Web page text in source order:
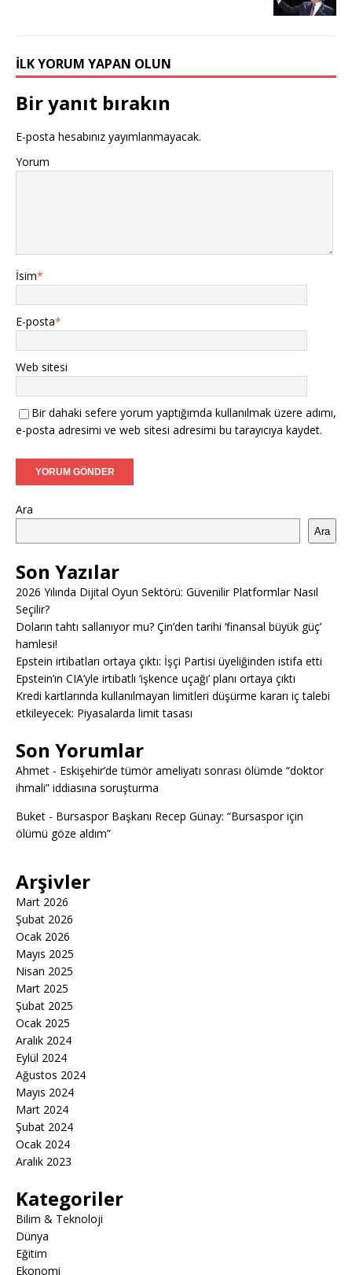
İLK YORUM YAPAN OLUN
Bir yanıt bırakın
E-posta hesabınız yayımlanmayacak.
Yorum
İsim*
E-posta*
Web sitesi
Bir dahaki sefere yorum yaptığımda kullanılmak üzere adımı,
e-posta adresimi ve web sitesi adresimi bu tarayıcıya kaydet.
Ara
Ara
Son Yazılar
2026 Yılında Dijital Oyun Sektörü: Güvenilir Platformlar Nasıl
Seçilir?
Doların tahtı sallanıyor mu? Çin’den tarihi ‘finansal büyük güç’
hamlesi!
Epstein irtibatları ortaya çıktı: İşçi Partisi üyeliğinden istifa etti
Epstein’ın CIA’yle irtibatlı ‘işkence uçağı’ planı ortaya çıktı
Kredi kartlarında kullanılmayan limitleri düşürme kararı iç talebi
etkileyecek: Piyasalarda limit tasası
Son Yorumlar
Ahmet - Eskişehir’de tümör ameliyatı sonrası ölümde “doktor
ihmali” iddiasına soruşturma
Buket - Bursaspor Başkanı Recep Günay: “Bursaspor için
ölümü göze aldım”
Arşivler
Mart 2026
Şubat 2026
Ocak 2026
Mayıs 2025
Nisan 2025
Mart 2025
Şubat 2025
Ocak 2025
Aralık 2024
Eylül 2024
Ağustos 2024
Mayıs 2024
Mart 2024
Şubat 2024
Ocak 2024
Aralık 2023
Kategoriler
Bilim & Teknoloji
Dünya
Eğitim
Ekonomi